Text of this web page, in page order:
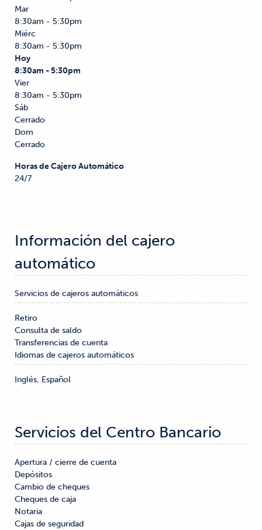
Mar
8:30am - 5:30pm
Miérc
8:30am - 5:30pm
Hoy
8:30am - 5:30pm
Vier
8:30am - 5:30pm
Sáb
Cerrado
Dom
Cerrado
Horas de Cajero Automático
24/7
Información del cajero
automático
Servicios de cajeros automáticos
Retiro
Consulta de saldo
Transferencias de cuenta
Idiomas de cajeros automáticos
Inglés, Español
Servicios del Centro Bancario
Apertura / cierre de cuenta
Depósitos
Cambio de cheques
Cheques de caja
Notaria
Cajas de seguridad